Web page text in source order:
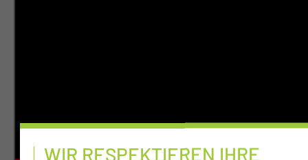
WIR RESPEKTIEREN IHRE